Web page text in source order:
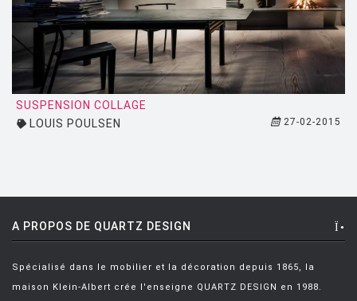
EMU
ESTABLISHED AND SONS
ETHNICRAFT
FATBOY
FERMOB
FONTANA ARTE
FOSCARINI
SUSPENSION COLLAGE
LOUIS POULSEN
27-02-2015
A PROPOS DE QUARTZ DESIGN
Spécialisé dans le mobilier et la décoration depuis 1865, la
maison Klein-Albert crée l'enseigne QUARTZ DESIGN en 1988.